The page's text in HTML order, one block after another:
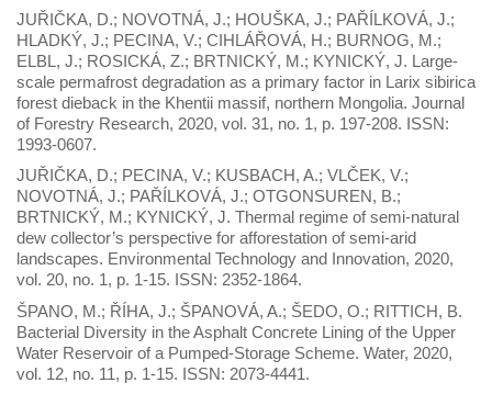
JUŘIČKA, D.; NOVOTNÁ, J.; HOUŠKA, J.; PAŘÍLKOVÁ, J.;
HLADKÝ, J.; PECINA, V.; CIHLÁŘOVÁ, H.; BURNOG, M.;
ELBL, J.; ROSICKÁ, Z.; BRTNICKÝ, M.; KYNICKÝ, J. Large-
scale permafrost degradation as a primary factor in Larix sibirica
forest dieback in the Khentii massif, northern Mongolia. Journal
of Forestry Research, 2020, vol. 31, no. 1, p. 197-208. ISSN:
1993-0607.
JUŘIČKA, D.; PECINA, V.; KUSBACH, A.; VLČEK, V.;
NOVOTNÁ, J.; PAŘÍLKOVÁ, J.; OTGONSUREN, B.;
BRTNICKÝ, M.; KYNICKÝ, J. Thermal regime of semi-natural
dew collector’s perspective for afforestation of semi-arid
landscapes. Environmental Technology and Innovation, 2020,
vol. 20, no. 1, p. 1-15. ISSN: 2352-1864.
ŠPANO, M.; ŘÍHA, J.; ŠPANOVÁ, A.; ŠEDO, O.; RITTICH, B.
Bacterial Diversity in the Asphalt Concrete Lining of the Upper
Water Reservoir of a Pumped-Storage Scheme. Water, 2020,
vol. 12, no. 11, p. 1-15. ISSN: 2073-4441.